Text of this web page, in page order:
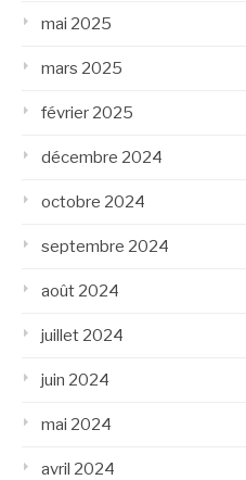
mai 2025
mars 2025
février 2025
décembre 2024
octobre 2024
septembre 2024
août 2024
juillet 2024
juin 2024
mai 2024
avril 2024